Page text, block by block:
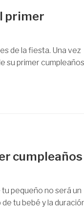
primer
de la fiesta. Una vez
su primer cumpleaños
cumpleaños
pequeño no será un
tu bebé y la